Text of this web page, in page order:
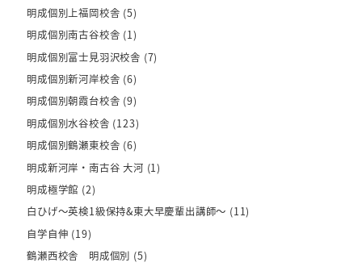
明成個別上福岡校舎 (5)
明成個別南古谷校舎 (1)
明成個別富士見羽沢校舎 (7)
明成個別新河岸校舎 (6)
明成個別朝霞台校舎 (9)
明成個別水谷校舎 (123)
明成個別鶴瀬東校舎 (6)
明成新河岸・南古谷 大河 (1)
明成極学館 (2)
白ひげ～英検1級保持&東大早慶輩出講師～ (11)
自学自伸 (19)
鶴瀬西校舎 明成個別 (5)